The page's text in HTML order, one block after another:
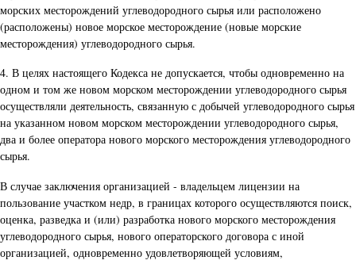
морских месторождений углеводородного сырья или расположено
(расположены) новое морское месторождение (новые морские
месторождения) углеводородного сырья.
4. В целях настоящего Кодекса не допускается, чтобы одновременно на
одном и том же новом морском месторождении углеводородного сырья
осуществляли деятельность, связанную с добычей углеводородного сырья
на указанном новом морском месторождении углеводородного сырья,
два и более оператора нового морского месторождения углеводородного
сырья.
В случае заключения организацией - владельцем лицензии на
пользование участком недр, в границах которого осуществляются поиск,
оценка, разведка и (или) разработка нового морского месторождения
углеводородного сырья, нового операторского договора с иной
организацией, одновременно удовлетворяющей условиям,